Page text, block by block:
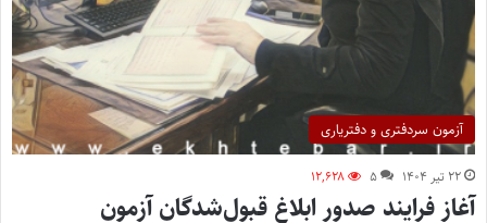
آزمون سردفتری و دفتریاری
۲۲ تیر ۱۴۰۴ ۵ ۱۲,۶۲۸
آغاز فرایند صدور ابلاغ قبول‌شدگان آزمون